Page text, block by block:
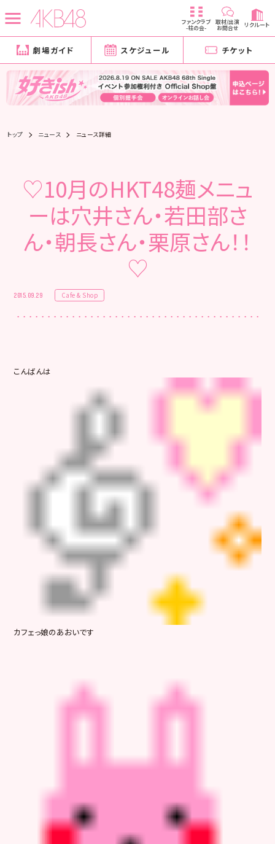
ファンクラブ
-柱の会-
取材/出演
お問合せ リクルート
劇場ガイド スケジュール チケット
トップ ニュース ニュース詳細
♡10月のHKT48麺メニュ
ーは穴井さん・若田部さ
ん・朝長さん・栗原さん！！
♡
2015.09.29 Cafe & Shop
こんばんは
カフェっ娘のあおいです